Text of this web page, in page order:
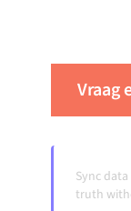
Vraag
Sync
truth